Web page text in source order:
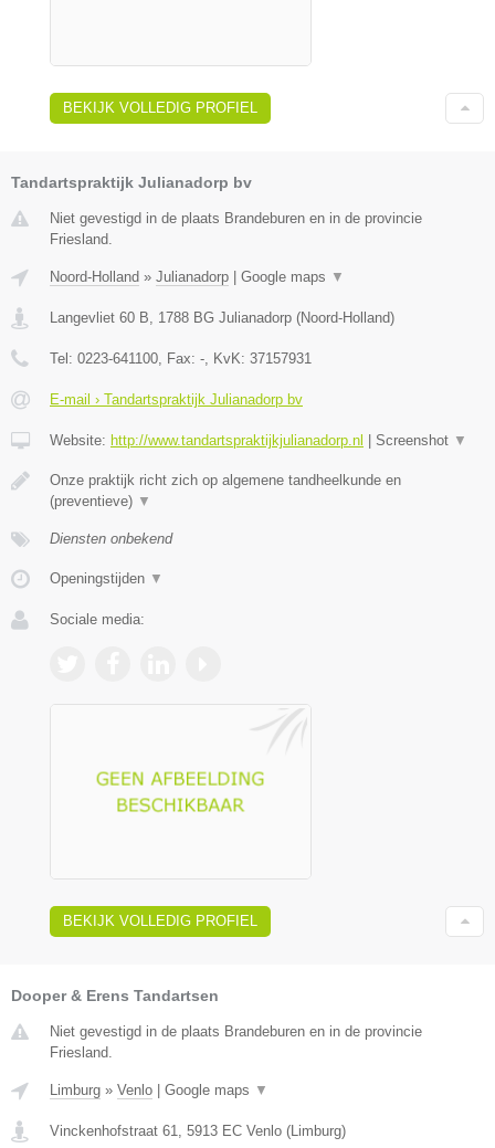
BEKIJK VOLLEDIG PROFIEL
Tandartspraktijk Julianadorp bv
Niet gevestigd in de plaats Brandeburen en in de provincie
Friesland.
Noord-Holland » Julianadorp Google maps ▼
Langevliet 60 B, 1788 BG Julianadorp (Noord-Holland)
Tel: 0223-641100, Fax: -, KvK: 37157931
E-mail › Tandartspraktijk Julianadorp bv
Website: http://www.tandartspraktijkjulianadorp.nl Screenshot ▼
Onze praktijk richt zich op algemene tandheelkunde en
(preventieve) ▼
Diensten onbekend
Openingstijden ▼
Sociale media:
BEKIJK VOLLEDIG PROFIEL
Dooper & Erens Tandartsen
Niet gevestigd in de plaats Brandeburen en in de provincie
Friesland.
Limburg » Venlo Google maps ▼
Vinckenhofstraat 61 5913 EC Venlo ( Limburg)